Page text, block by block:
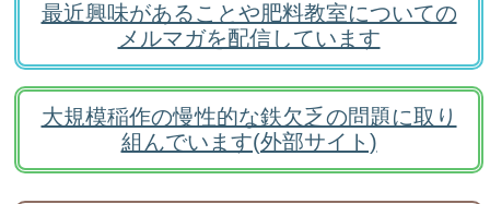
最近興味があることや肥料教室についての
メルマガを配信しています
大規模稲作の慢性的な鉄欠乏の問題に取り
組んでいます(外部サイト)